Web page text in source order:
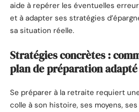
aide à repérer les éventuelles
et à adapter ses stratégies
sa situation réelle.
Stratégies concrètes :
plan de préparation
Se préparer à la retraite requiert
colle à son histoire, ses moyens,